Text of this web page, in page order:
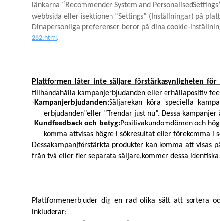
länkarna “Recommender System and
webbsida eller isektionen “Settings” (Inställningar) på
Dinapersonliga preferenser beror på dina cookie-
282.html.
Plattformen låter inte säljare förstärkasynligheten
tillhandahålla kampanjerbjudanden eller erhållapositiv
·Kampanjerbjudanden:Säljarekan köra speciella
erbjudanden”eller ”Trendar just nu”. Dessa
·Kundfeedback och betyg:Positivakundomdömen och
komma attvisas högre i sökresultat eller förekomma i
Dessakampanjförstärkta produkter kan komma att visas
från två eller fler separata säljare,kommer dessa
Plattformenerbjuder dig en rad olika sätt att sortera
inkluderar: